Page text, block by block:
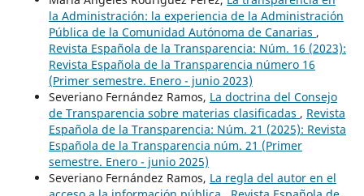
la Administración: la experiencia de la Administración
Pública de la Comunidad Autónoma de Canarias ,
Revista Española de la Transparencia: Núm. 16 (2023):
Revista Española de la Transparencia número 16
(Primer semestre. Enero - junio 2023)
Severiano Fernández Ramos, La doctrina del Consejo
de Transparencia sobre materias clasificadas , Revista
Española de la Transparencia: Núm. 21 (2025): Revista
Española de la Transparencia núm. 21 (Primer
semestre. Enero - junio 2025)
Severiano Fernández Ramos, La regla del autor en el